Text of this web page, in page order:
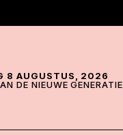
8 AUGUSTUS, 2026
DE NIEUWE GENERATIE